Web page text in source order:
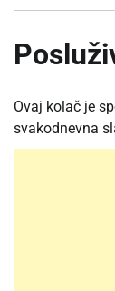
Ovaj kolač je
svakodnevna